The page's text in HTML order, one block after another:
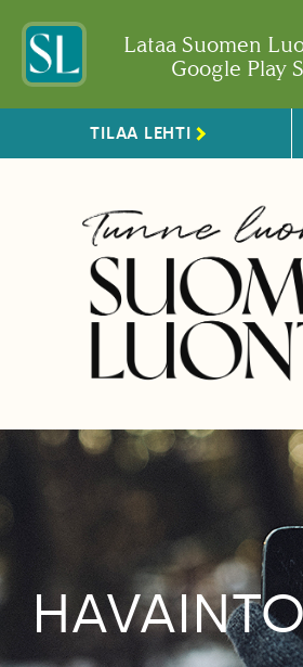
Lataa Suomen
Google Play
TILAA LEHTI